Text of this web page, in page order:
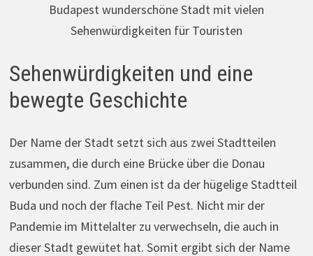
Budapest wunderschöne Stadt mit vielen
Sehenwürdigkeiten für Touristen
Sehenwürdigkeiten und eine
bewegte Geschichte
Der Name der Stadt setzt sich aus zwei Stadtteilen
zusammen, die durch eine Brücke über die Donau
verbunden sind. Zum einen ist da der hügelige Stadtteil
Buda und noch der flache Teil Pest. Nicht mir der
Pandemie im Mittelalter zu verwechseln, die auch in
dieser Stadt gewütet hat. Somit ergibt sich der Name